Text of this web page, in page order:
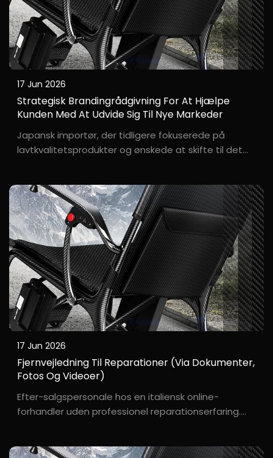
17 Jun 2026
Strategisk Brandingrådgivning For At Hjælpe
Kunden Med At Udvide Sig Til Nye Markeder
Japansk importør, der tidligere fokuserede på
lavtkvalitetsprodukter og ønskede at skifte til det
tidligere indkøbt billige kørestole og stod over for
hård konkurrence og yderst smalle
fortjenstmargener...
17 Jun 2026
Fjernvejledning Til Reparationer (via Dokumenter,
Fotos Og Videoer)
Efter-salgspersonale hos en italiensk online-
forhandler uden professionel reparationserfaring.
rapporterede, at deres kørestol ikke ville starte. Der